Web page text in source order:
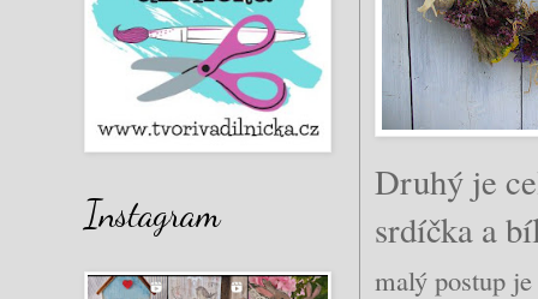
Druhý je
malý postup
Instagram